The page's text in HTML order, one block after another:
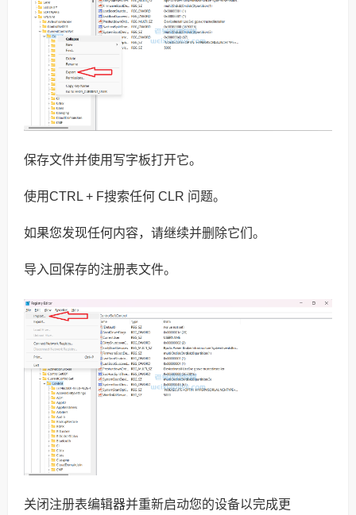
保存文件并使用写字板打开它。
使用CTRL + F搜索任何 CLR 问题。
如果您发现任何内容，请继续并删除它们。
导入回保存的注册表文件。
关闭注册表编辑器并重新启动您的设备以完成更